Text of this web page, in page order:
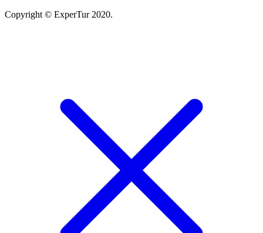
Copyright © ExperTur 2020.